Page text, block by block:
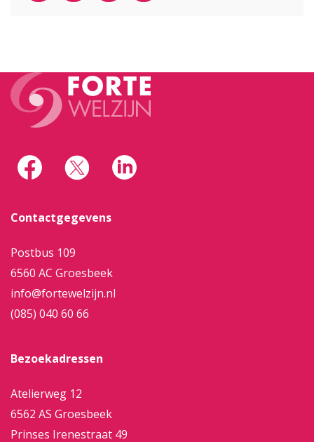
Contactgegevens
Postbus 109
6560 AC Groesbeek
info@fortewelzijn.nl
(085) 040 60 66
Bezoekadressen
Atelierweg 12
6562 AS Groesbeek
Prinses Irenestraat 49